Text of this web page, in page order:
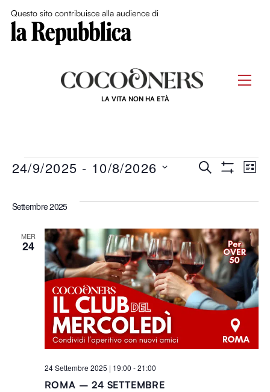
Questo sito contribuisce alla audience di
LA VITA NON HA ETÀ
Eventi
Eventi
Ricerca
viste
C
I
L
T
R
I
L
S
A
24/9/2025 - 10/8/2026
Settembre 2025
MER
24
ROMA – 24 SETTEMBRE
24 Settembre 2025 | 19:00 -21:00